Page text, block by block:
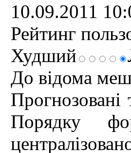
10.09.2011
Рейтинг
Худший
До відома
Порядку